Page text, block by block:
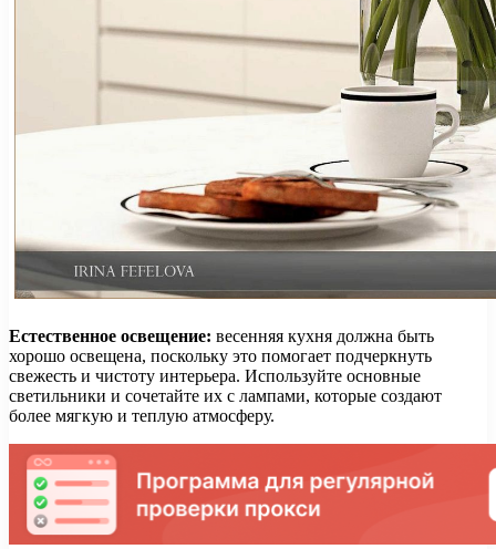
Естественное освещение: весенняя кухня должна быть
хорошо освещена, поскольку это помогает подчеркнуть
свежесть и чистоту интерьера. Используйте основные
светильники и сочетайте их с лампами, которые создают
более мягкую и теплую атмосферу.